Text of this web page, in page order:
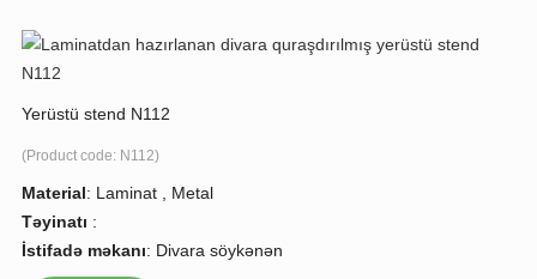
Yerüstü stend N112
(Product code: N112)
Material: Laminat , Metal
Təyinatı :
İstifadə məkanı: Divara söykənən